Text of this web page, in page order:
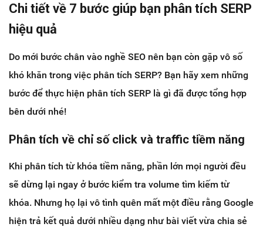
Chi tiết về 7 bước giúp bạn phân tích SERP
hiệu quả
Do mới bước chân vào nghề SEO nên bạn còn gặp vô số
khó khăn trong việc phân tích SERP? Bạn hãy xem những
bước để thực hiện phân tích SERP là gì đã được tổng hợp
bên dưới nhé!
Phân tích về chỉ số click và traffic tiềm năng
Khi phân tích từ khóa tiềm năng, phần lớn mọi người đều
sẽ dừng lại ngay ở bước kiểm tra volume tìm kiếm từ
khóa. Nhưng họ lại vô tình quên mất một điều rằng Google
hiện trả kết quả dưới nhiều dạng như bài viết vừa chia sẻ